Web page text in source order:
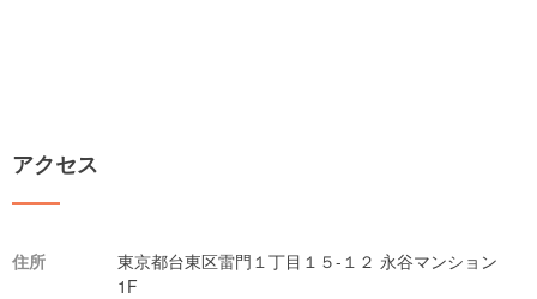
アクセス
住所
東京都台東区雷門１丁目１５-１２ 永谷マンション
1F